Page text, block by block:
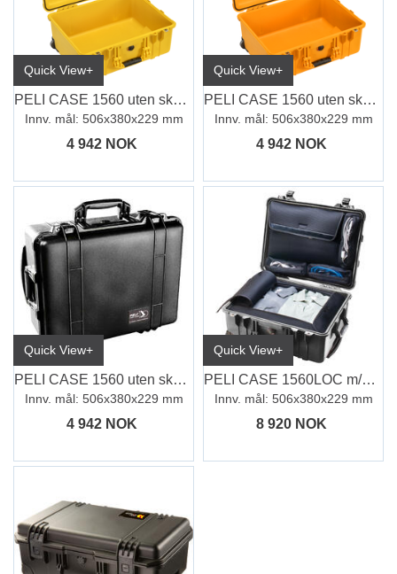
Quick View+
PELI CASE 1560 uten skum, gul
Innv. mål: 506x380x229 mm
4 942 NOK
Quick View+
PELI CASE 1560 uten skum, oransje
Innv. mål: 506x380x229 mm
4 942 NOK
Quick View+
PELI CASE 1560 uten skum, sort
Innv. mål: 506x380x229 mm
4 942 NOK
Quick View+
PELI CASE 1560LOC m/PC-innlegg
Innv. mål: 506x380x229 mm
8 920 NOK